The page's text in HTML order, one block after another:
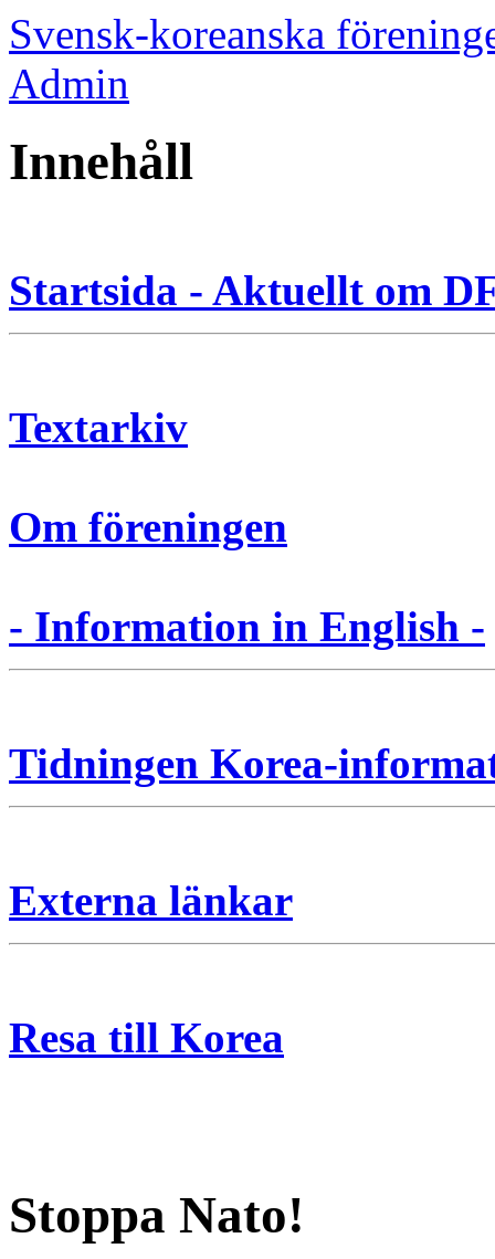
Svensk-koreanska
Admin
Innehåll
Startsida - Aktuellt om
Textarkiv
Om föreningen
- Information in English -
Tidningen Korea-
Externa länkar
Resa till Korea
Stoppa Nato!